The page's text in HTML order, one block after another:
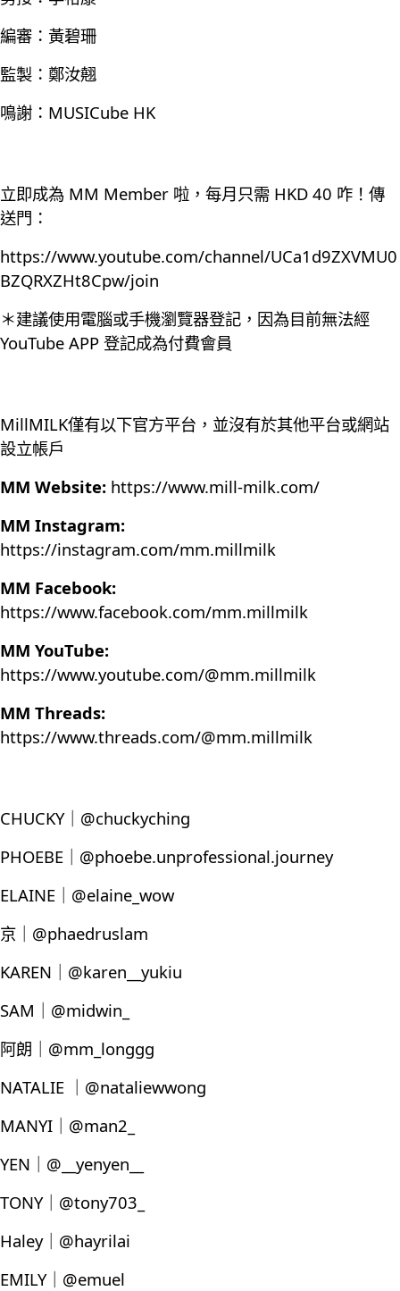
編審：黃碧珊
監製：鄭汝翹
鳴謝：MUSICube HK
立即成為 MM Member 啦，每月只需 HKD 40 咋！傳
送門：
https://www.youtube.com/channel/UCa1d9ZXVMU0
BZQRXZHt8Cpw/join
＊建議使用電腦或手機瀏覽器登記，因為目前無法經
YouTube APP 登記成為付費會員
MillMILK僅有以下官方平台，並沒有於其他平台或網站
設立帳戶
MM Website: https://www.mill-milk.com/
MM Instagram:
https://instagram.com/mm.millmilk
MM Facebook:
https://www.facebook.com/mm.millmilk
MM YouTube:
https://www.youtube.com/@mm.millmilk
MM Threads:
https://www.threads.com/@mm.millmilk
CHUCKY｜@chuckyching
PHOEBE｜@phoebe.unprofessional.journey
ELAINE｜@elaine_wow
京｜@phaedruslam
KAREN｜@karen__yukiu
SAM｜@midwin_
阿朗｜@mm_longgg
NATALIE ｜@nataliewwong
MANYI｜@man2_
YEN｜@__yenyen__
TONY｜@tony703_
Haley｜@hayrilai
EMILY｜@emuel